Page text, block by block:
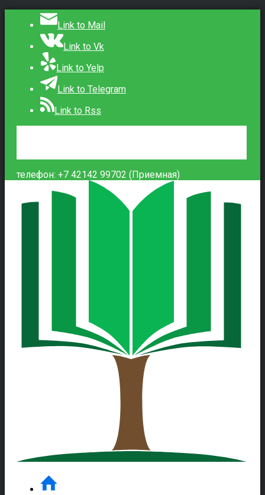
Link to Mail
Link to Vk
Link to Yelp
Link to Telegram
Link to Rss
телефон: +7 42142 99702 (Приемная)